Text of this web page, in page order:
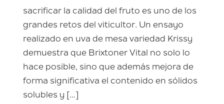
sacrificar la calidad del fruto es uno de los
grandes retos del viticultor. Un ensayo
realizado en uva de mesa variedad Krissy
demuestra que Brixtoner Vital no solo lo
hace posible, sino que además mejora de
forma significativa el contenido en sólidos
solubles y […]